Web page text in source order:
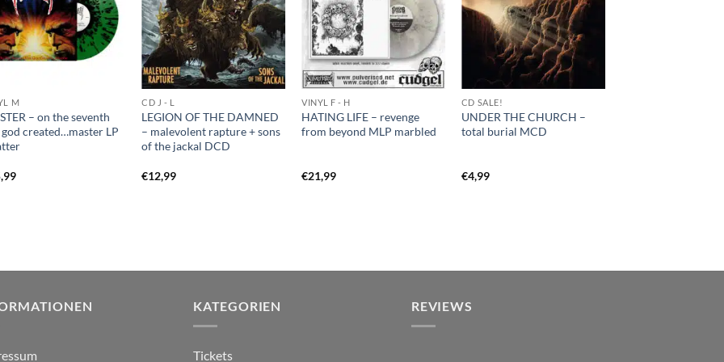
M
– on the seventh
god created…master LP
CD J - L
LEGION OF THE DAMNED
– malevolent rapture + sons
of the jackal DCD
€12,99
VINYL F - H
HATING LIFE – revenge
from beyond MLP marbled
€21,99
CD SALE!
UNDER THE CHURCH –
total burial MCD
€4,99
KATEGORIEN
Tickets
REVIEWS